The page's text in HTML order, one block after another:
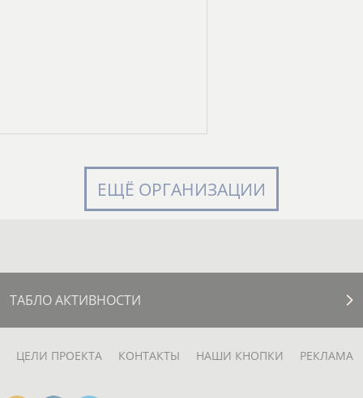
ЕЩЁ ОРГАНИЗАЦИИ
ТАБЛО АКТИВНОСТИ
ЦЕЛИ ПРОЕКТА КОНТАКТЫ НАШИ КНОПКИ РЕКЛАМА